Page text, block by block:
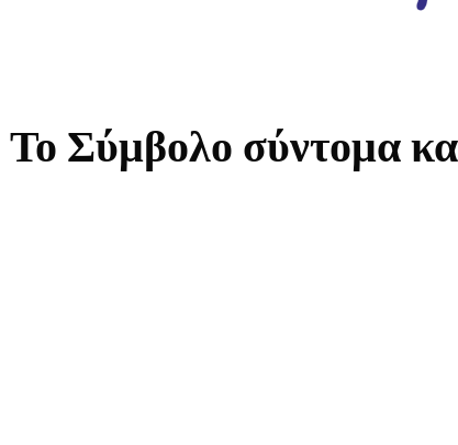
Το Σύμβολο σύντομα